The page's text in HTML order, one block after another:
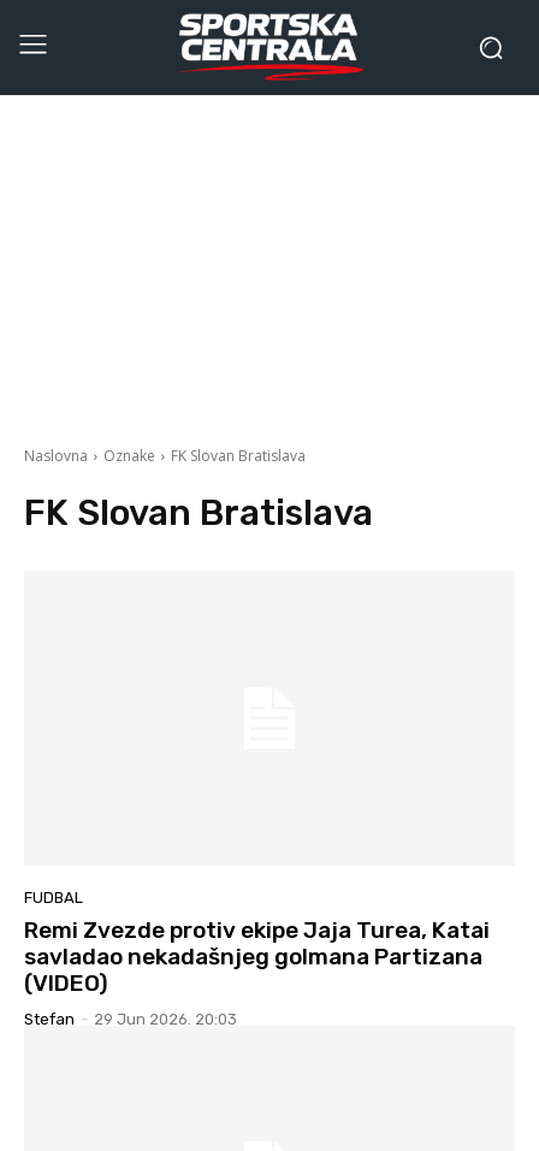
Naslovna Oznake FK Slovan Bratislava
FK Slovan Bratislava
FUDBAL
Remi Zvezde protiv ekipe Jaja Turea, Katai
savladao nekadašnjeg golmana Partizana
(VIDEO)
Stefan - 29 Jun 2026. 20:03